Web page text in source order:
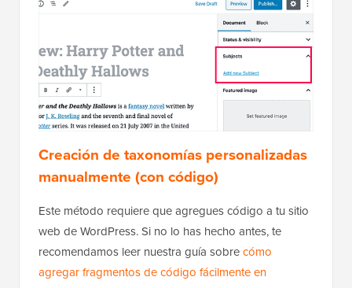
Creación de taxonomías personalizadas
manualmente (con código)
Este método requiere que agregues código a tu sitio
web de WordPress. Si no lo has hecho antes, te
recomendamos leer nuestra guía sobrecómo
agregar fragmentos de código fácilmente en